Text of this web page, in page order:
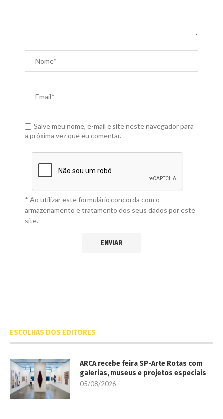
Salve meu nome, e-mail e site neste navegador para
a próxima vez que eu comentar.
* Ao utilizar este formulário concorda com o
armazenamento e tratamento dos seus dados por este
site.
ESCOLHAS DOS EDITORES
ARCA recebe feira SP-Arte Rotas com
galerias, museus e projetos especiais
05/08/2026